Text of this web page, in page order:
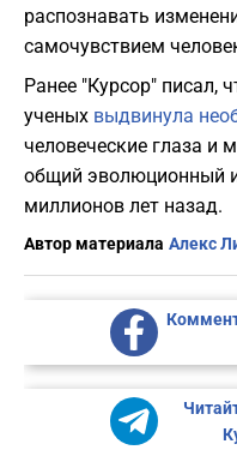
распознавать
самочувствием
Ранее "Курсор" писал,
ученых выдвинула
человеческие глаза и
общий эволюционный
миллионов лет назад.
Автор материала Алекс